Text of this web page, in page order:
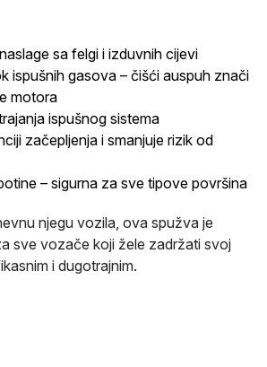
sa felgi i izduvnih cijevi
ispušnih gasova – čišći auspuh znači
motora
ispušnog sistema
začepljenja i smanjuje rizik od
– sigurna za sve tipove površina
njegu vozila, ova spužva je
sve vozače koji žele zadržati svoj
i dugotrajnim.